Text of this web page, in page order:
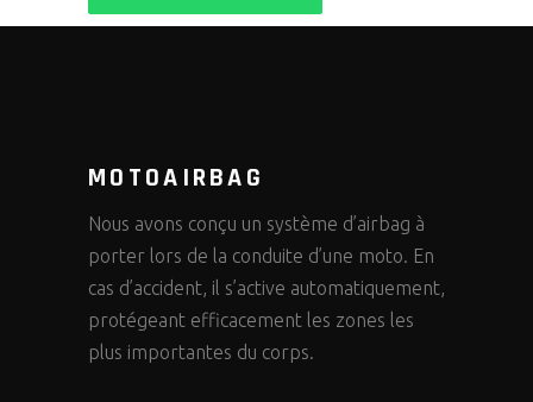
MOTOAIRBAG
Nous avons conçu un système d’airbag à
porter lors de la conduite d’une moto. En
cas d’accident, il s’active automatiquement,
protégeant efficacement les zones les
plus importantes du corps.